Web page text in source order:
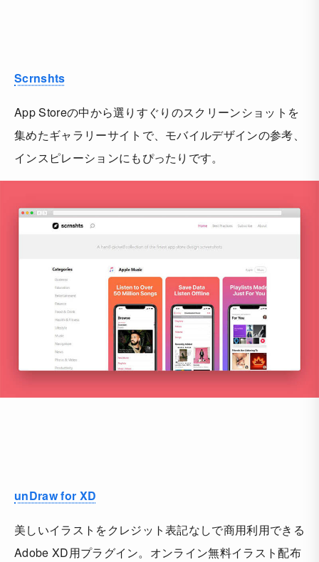
Scrnshts
App Storeの中から選りすぐりのスクリーンショットを
集めたギャラリーサイトで、モバイルデザインの参考、
インスピレーションにもぴったりです。
unDraw for XD
美しいイラストをクレジット表記なしで商用利用できる
Adobe XD用プラグイン。オンライン無料イラスト配布